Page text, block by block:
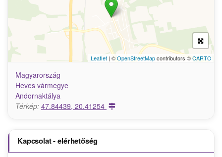
Leaflet | ©OpenStreetMapcontributors ©CARTO
Magyarország
Heves vármegye
Andornaktálya
Térkép: 47.84439, 20.41254
Kapcsolat - elérhetőség